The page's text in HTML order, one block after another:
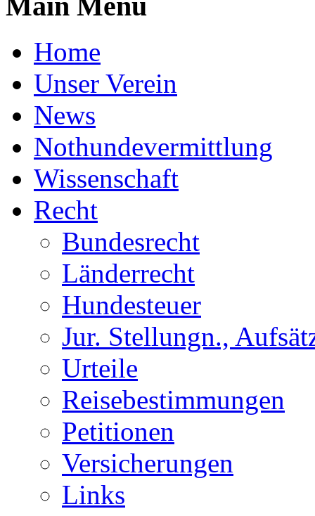
Home
Unser Verein
News
Nothundevermittlung
Wissenschaft
Recht
Bundesrecht
Länderrecht
Hundesteuer
Jur. Stellungn.,
Urteile
Reisebestimmungen
Petitionen
Versicherungen
Links